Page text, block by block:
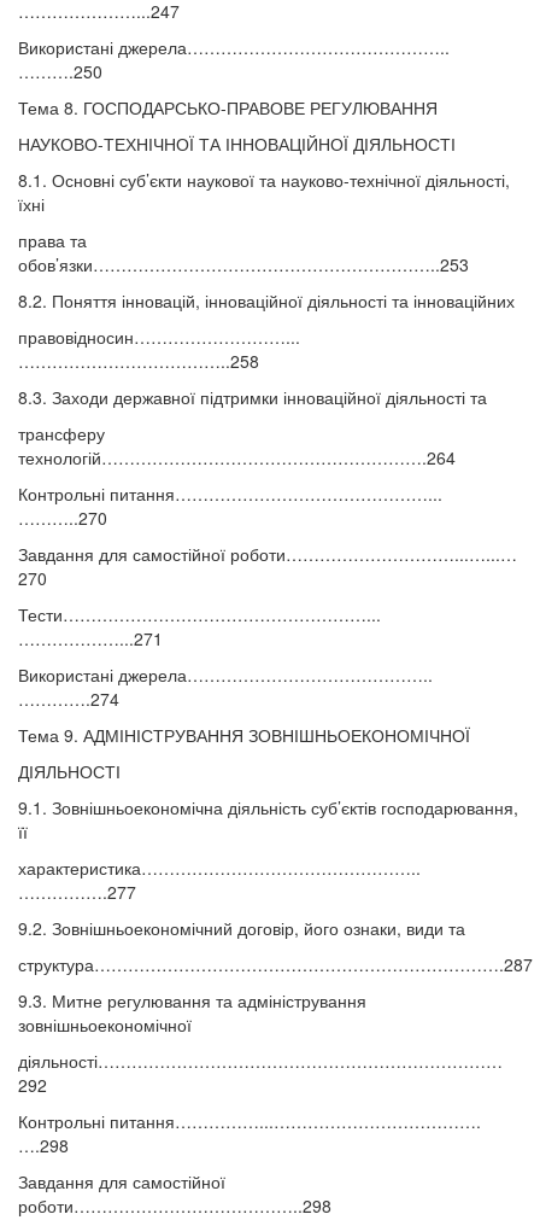
…………………...247
Використані джерела………………………………………..
……….250
Тема 8. ГОСПОДАРСЬКО-ПРАВОВЕ РЕГУЛЮВАННЯ
НАУКОВО-ТЕХНІЧНОЇ ТА ІННОВАЦІЙНОЇ ДІЯЛЬНОСТІ
8.1. Основні суб’єкти наукової та науково-технічної діяльності,
їхні
права та
обов’язки……………………………………………………..253
8.2. Поняття інновацій, інноваційної діяльності та інноваційних
правовідносин………………………...
………………………………..258
8.3. Заходи державної підтримки інноваційної діяльності та
трансферу
технологій………………………………………………….264
Контрольні питання………………………………………...
………..270
Завдання для самостійної роботи…………………………...…...…
270
Тести………………………………………………...
………………...271
Використані джерела……………………………………..
………….274
Тема 9. АДМІНІСТРУВАННЯ ЗОВНІШНЬОЕКОНОМІЧНОЇ
ДІЯЛЬНОСТІ
9.1. Зовнішньоекономічна діяльність суб’єктів господарювання,
її
характеристика…………………………………………..
…………….277
9.2. Зовнішньоекономічний договір, його ознаки, види та
структура……………………………………………………………….287
9.3. Митне регулювання та адміністрування
зовнішньоекономічної
діяльності………………………………………………………………
292
Контрольні питання……………...……………………………….
….298
Завдання для самостійної
роботи…………………………………..298